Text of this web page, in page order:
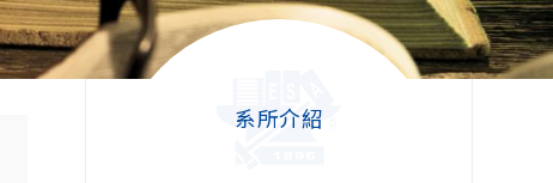
系所介紹